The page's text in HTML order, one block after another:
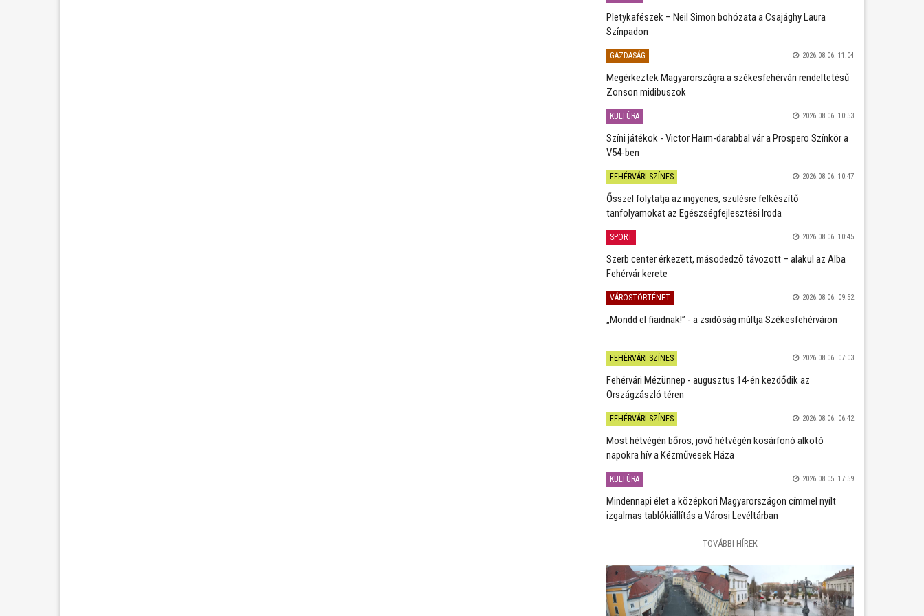
Pletykafészek – Neil Simon bohózata a Csajághy Laura
Színpadon
GAZDASÁG 2026.08.06. 11:04
Megérkeztek Magyarországra a székesfehérvári rendeltetésű
Zonson midibuszok
KULTÚRA 2026.08.06. 10:53
Színi játékok - Victor Haïm-darabbal vár a Prospero Színkör a
V54-ben
FEHÉRVÁRI SZÍNES 2026.08.06. 10:47
Ősszel folytatja az ingyenes, szülésre felkészítő
tanfolyamokat az Egészségfejlesztési Iroda
SPORT 2026.08.06. 10:45
Szerb center érkezett, másodedző távozott – alakul az Alba
Fehérvár kerete
VÁROSTÖRTÉNET 2026.08.06. 09:52
„Mondd el fiaidnak!” - a zsidóság múltja Székesfehérváron
FEHÉRVÁRI SZÍNES 2026.08.06. 07:03
Fehérvári Mézünnep - augusztus 14-én kezdődik az
Országzászló téren
FEHÉRVÁRI SZÍNES 2026.08.06. 06:42
Most hétvégén bőrös, jövő hétvégén kosárfonó alkotó
napokra hív a Kézművesek Háza
KULTÚRA 2026.08.05. 17:59
Mindennapi élet a középkori Magyarországon címmel nyílt
izgalmas tablókiállítás a Városi Levéltárban
TOVÁBBI HÍREK